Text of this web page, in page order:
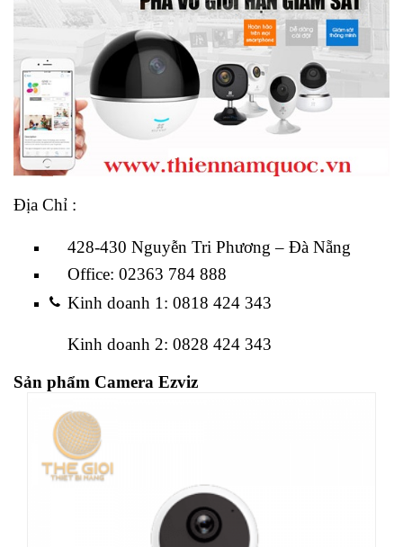
Địa Chỉ :
428-430 Nguyễn Tri Phương – Đà Nẵng
Office: 02363 784 888
Kinh doanh 1: 0818 424 343
Kinh doanh 2: 0828 424 343
Sản phẩm Camera Ezviz